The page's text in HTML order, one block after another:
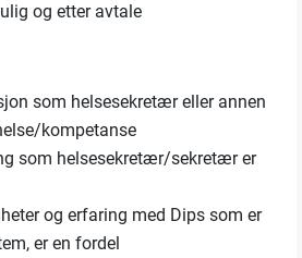
og etter avtale
som helsesekretær eller annen
kompetanse
som helsesekretær/sekretær er
og erfaring med Dips som er
er en fordel